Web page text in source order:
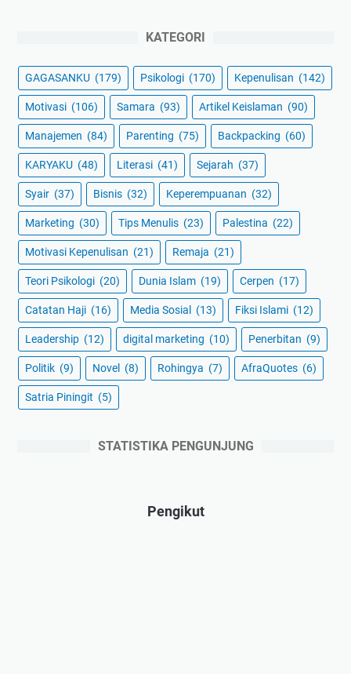
KATEGORI
GAGASANKU (179) Psikologi (170) Kepenulisan (142)
Motivasi (106) Samara (93) Artikel Keislaman (90)
Manajemen (84) Parenting (75) Backpacking (60)
KARYAKU (48) Literasi (41) Sejarah (37)
Syair (37) Bisnis (32) Keperempuanan (32)
Marketing (30) Tips Menulis (23) Palestina (22)
Motivasi Kepenulisan (21) Remaja (21)
Teori Psikologi (20) Dunia Islam (19) Cerpen (17)
Catatan Haji (16) Media Sosial (13) Fiksi Islami (12)
Leadership (12) digital marketing (10) Penerbitan (9)
Politik (9) Novel (8) Rohingya (7) AfraQuotes (6)
Satria Piningit (5)
STATISTIKA PENGUNJUNG
Pengikut